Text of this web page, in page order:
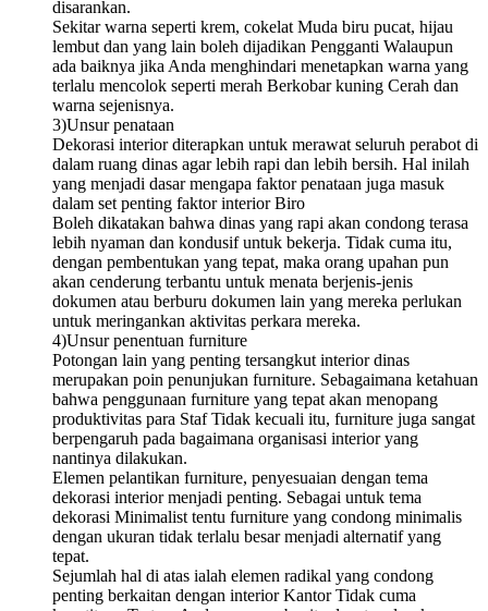
disarankan.
Sekitar warna seperti krem, cokelat Muda biru pucat, hijau
lembut dan yang lain boleh dijadikan Pengganti Walaupun
ada baiknya jika Anda menghindari menetapkan warna yang
terlalu mencolok seperti merah Berkobar kuning Cerah dan
warna sejenisnya.
3)Unsur penataan
Dekorasi interior diterapkan untuk merawat seluruh perabot di
dalam ruang dinas agar lebih rapi dan lebih bersih. Hal inilah
yang menjadi dasar mengapa faktor penataan juga masuk
dalam set penting faktor interior Biro
Boleh dikatakan bahwa dinas yang rapi akan condong terasa
lebih nyaman dan kondusif untuk bekerja. Tidak cuma itu,
dengan pembentukan yang tepat, maka orang upahan pun
akan cenderung terbantu untuk menata berjenis-jenis
dokumen atau berburu dokumen lain yang mereka perlukan
untuk meringankan aktivitas perkara mereka.
4)Unsur penentuan furniture
Potongan lain yang penting tersangkut interior dinas
merupakan poin penunjukan furniture. Sebagaimana ketahuan
bahwa penggunaan furniture yang tepat akan menopang
produktivitas para Staf Tidak kecuali itu, furniture juga sangat
berpengaruh pada bagaimana organisasi interior yang
nantinya dilakukan.
Elemen pelantikan furniture, penyesuaian dengan tema
dekorasi interior menjadi penting. Sebagai untuk tema
dekorasi Minimalist tentu furniture yang condong minimalis
dengan ukuran tidak terlalu besar menjadi alternatif yang
tepat.
Sejumlah hal di atas ialah elemen radikal yang condong
penting berkaitan dengan interior Kantor Tidak cuma